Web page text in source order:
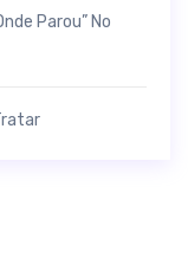
Parou” No